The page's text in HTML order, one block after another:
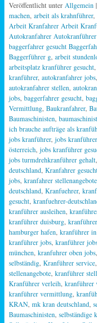
Veröffentlicht unter Allgemein
machen, arbeit als krahnführer,
Arbeit Kranfahrer Arbeit
Autokranfahrer
baggerfahrer gesucht
Baggerführer g, arbeit
arbeitsplatz kranführer gesucht,
kranführer, autokranfahrer jobs,
autokranfahrer stellen,
jobs, baggerfahrer gesucht,
Vermittlung, Baukranfahrer,
Baumaschinisten,
ich brauche aufträge als
jobs kranführer, jobs
österreich, jobs kranführer
jobs turmdrehkranführer gehalt,
deutschland, Kranfahrer
jobs, kranfahrer stellenangebote
deutschland, Kranfuehrer,
gesucht, kranfuehrer-
kranführer ausleihen,
kranführer duisburg,
hamburger hafen, kranführer
kranführer jobs, kranführer
münchen, kranfuhrer oben jobs,
selbständig, Kranführer service,
stellenangebote, kranführer
Kranführer verleih, kranführer
kranführer vermittlung,
KRAN, mk kran deutschland,
Baumaschinisten, selbständige